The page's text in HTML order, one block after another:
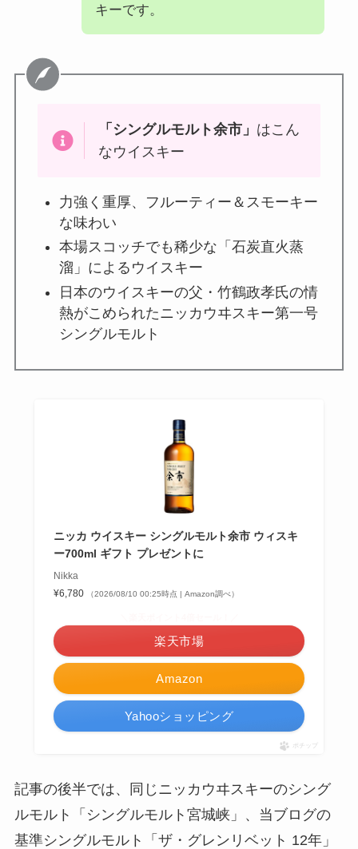
キーです。
「 シングルモルト余市」 はこん
なウイスキー
力強く重厚、フルーティー＆スモーキー
な味わい
本場スコッチでも稀少な「石炭直火蒸
溜」によるウイスキー
日本のウイスキーの父・竹鶴政孝氏の情
熱がこめられたニッカウヰスキー第一号
シングルモルト
ニッカ ウイスキー シングルモルト余市 ウィスキ
ー700ml ギフト プレゼントに
Nikka
¥6,780
（2026/08/10 00:25時点 | Amazon調べ）
Amazon
楽天市場
Yahooショッピング
ポチップ
記事の後半では、同じニッカウヰスキーのシング
ルモルト「シングルモルト宮城峡」、当ブログの
基準シングルモルト「ザ・グレンリベット 12年」